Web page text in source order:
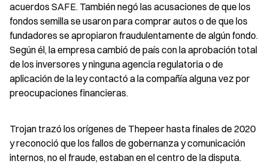
acuerdos SAFE. También negó las acusaciones de que los
fondos semilla se usaron para comprar autos o de que los
fundadores se apropiaron fraudulentamente de algún fondo.
Según él, la empresa cambió de país con la aprobación total
de los inversores y ninguna agencia regulatoria o de
aplicación de la ley contactó a la compañía alguna vez por
preocupaciones financieras.
Trojan trazó los orígenes de Thepeer hasta finales de 2020
y reconoció que los fallos de gobernanza y comunicación
internos, no el fraude, estaban en el centro de la disputa.